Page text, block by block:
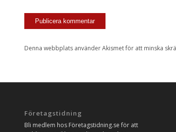
Denna webbplats använder Akismet för att minska
Företagstidning
Bli medlem hos Företagstidning.se för att